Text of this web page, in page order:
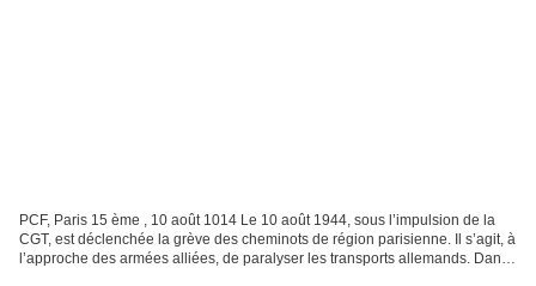
PCF, Paris 15 ème , 10 août 1014 Le 10 août 1944, sous l’impulsion de la
CGT, est déclenchée la grève des cheminots de région parisienne. Il s’agit, à
l’approche des armées alliées, de paralyser les transports allemands. Dans